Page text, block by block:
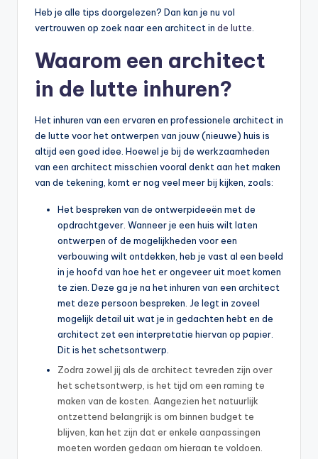
Heb je alle tips doorgelezen? Dan kan je nu vol
vertrouwen op zoek naar een architect in de lutte.
Waarom een architect
in de lutte inhuren?
Het inhuren van een ervaren en professionele architect in
de lutte voor het ontwerpen van jouw (nieuwe) huis is
altijd een goed idee. Hoewel je bij de werkzaamheden
van een architect misschien vooral denkt aan het maken
van de tekening, komt er nog veel meer bij kijken, zoals:
Het bespreken van de ontwerpideeën met de
opdrachtgever. Wanneer je een huis wilt laten
ontwerpen of de mogelijkheden voor een
verbouwing wilt ontdekken, heb je vast al een beeld
in je hoofd van hoe het er ongeveer uit moet komen
te zien. Deze ga je na het inhuren van een architect
met deze persoon bespreken. Je legt in zoveel
mogelijk detail uit wat je in gedachten hebt en de
architect zet een interpretatie hiervan op papier.
Dit is het schetsontwerp.
Zodra zowel jij als de architect tevreden zijn over
het schetsontwerp, is het tijd om een raming te
maken van de kosten. Aangezien het natuurlijk
ontzettend belangrijk is om binnen budget te
blijven, kan het zijn dat er enkele aanpassingen
moeten worden gedaan om hieraan te voldoen.